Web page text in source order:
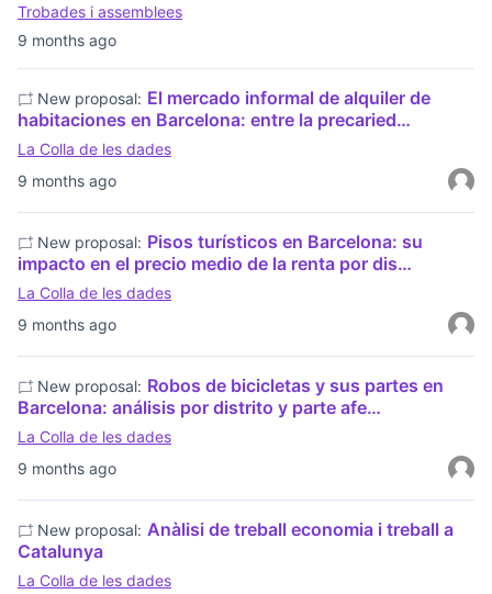
9 months ago
Trobades i assemblees
9 months ago
New proposal: El mercado informal de alquiler de
habitaciones en Barcelona: entre la precaried…
La Colla de les dades
9 months ago
New proposal: Pisos turísticos en Barcelona: su
impacto en el precio medio de la renta por dis…
La Colla de les dades
9 months ago
New proposal: Robos de bicicletas y sus partes en
Barcelona: análisis por distrito y parte afe…
La Colla de les dades
New proposal: Anàlisi de treball economia i treball a
Catalunya
La Colla de les dades